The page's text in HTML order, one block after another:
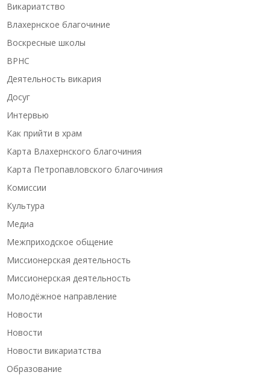
Викариатство
Влахернское благочиние
Воскресные школы
ВРНС
Деятельность викария
Досуг
Интервью
Как прийти в храм
Карта Влахернского благочиния
Карта Петропавловского благочиния
Комиссии
Культура
Медиа
Межприходское общение
Миссионерская деятельность
Миссионерская деятельность
Молодёжное направление
Новости
Новости
Новости викариатства
Образование